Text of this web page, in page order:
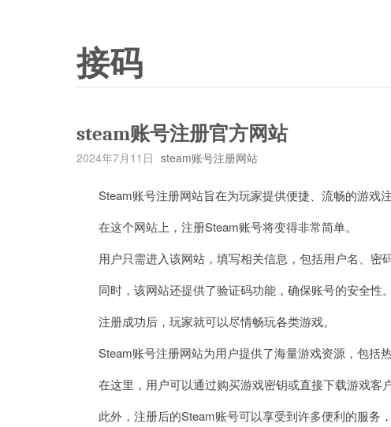
接码
steam账号注册官方网站
2024年7月11日 steam账号注册网站
Steam账号注册网站旨在为玩家提供便捷、流畅的游戏注
在这个网站上，注册Steam账号将变得非常简单。
用户只需进入该网站，填写相关信息，包括用户名、密码
同时，该网站还提供了验证码功能，确保账号的安全性。
注册成功后，玩家就可以尽情畅玩各类游戏。
Steam账号注册网站为用户提供了海量游戏资源，包括热
在这里，用户可以通过购买游戏密钥或直接下载游戏客户
此外，注册后的Steam账号可以享受到许多便利的服务